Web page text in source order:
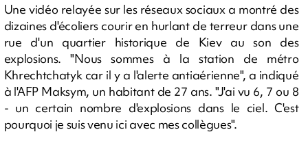
Une vidéo relayée sur les réseaux sociaux a montré des
dizaines d'écoliers courir en hurlant de terreur dans une
rue d'un quartier historique de Kiev au son des
explosions. "Nous sommes à la station de métro
Khrechtchatyk car il y a l'alerte antiaérienne", a indiqué
à l'AFP Maksym, un habitant de 27 ans. "J'ai vu 6, 7 ou 8
- un certain nombre d'explosions dans le ciel. C'est
pourquoi je suis venu ici avec mes collègues".